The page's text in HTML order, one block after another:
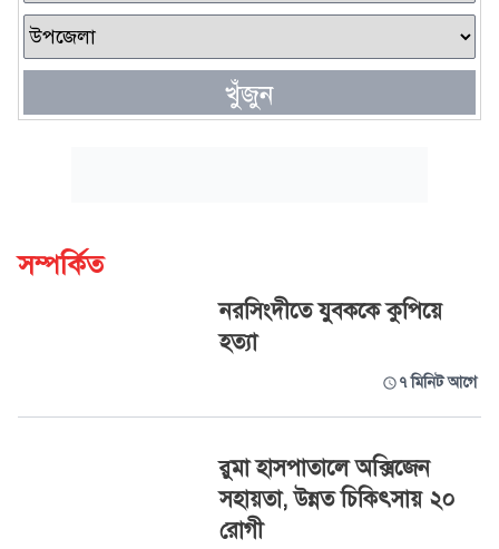
খুঁজুন
সম্পর্কিত
নরসিংদীতে যুবককে কুপিয়ে
হত্যা
৭ মিনিট আগে
রুমা হাসপাতালে অক্সিজেন
সহায়তা, উন্নত চিকিৎসায় ২০
রোগী